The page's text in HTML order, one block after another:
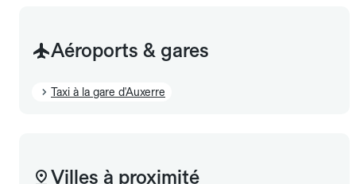
Aéroports & gares
Taxi à la gare d'Auxerre
Villes à proximité